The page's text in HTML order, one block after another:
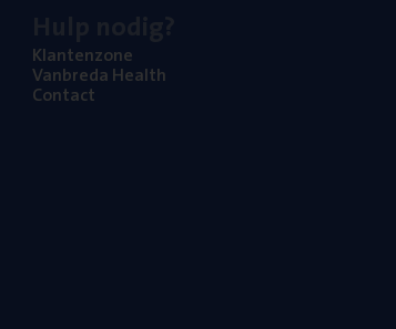
Klan­ten­zo­ne
Van­b­re­da Health
Con­tact